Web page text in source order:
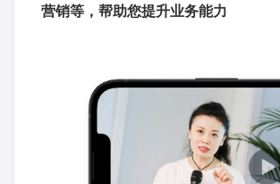
营销等，帮助您提升业务能力